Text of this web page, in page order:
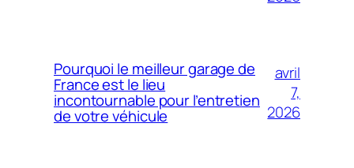
Pourquoi le meilleur garage de
France est le lieu
incontournable pour l’entretien
de votre véhicule
avril
7,
2026